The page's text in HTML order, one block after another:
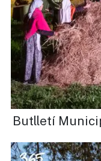
Butlletí